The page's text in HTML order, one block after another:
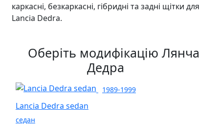
каркасні, безкаркасні, гібридні та задні щітки для
Lancia Dedra.
Оберіть модифікацію Лянча
Дедра
1989-1999
Lancia Dedra sedan
седан